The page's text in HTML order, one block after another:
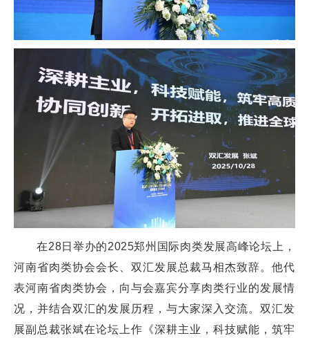
在28日举办的2025郑州国际肉类发展高峰论坛上，
河南省肉类协会会长、双汇发展总裁马相杰致辞。他代
表河南省肉类协会，向与会嘉宾分享肉类行业的发展情
况，并结合双汇的发展历程，与大家深入交流。双汇发
展副总裁张斌在论坛上作《深耕主业，科技赋能，筑牢